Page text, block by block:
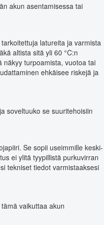
akun asentamisessa tai
latureita ja varmista
altista sitä yli 60 °C:n
näkyy turpoamista, vuotoa tai
ehkäisee riskejä ja
soveltuuko se suuritehoisiin
Se sopii useimmille keski-
ei ylitä tyypillistä purkuvirran
tekniset tiedot varmistaaksesi
vaikuttaa akun